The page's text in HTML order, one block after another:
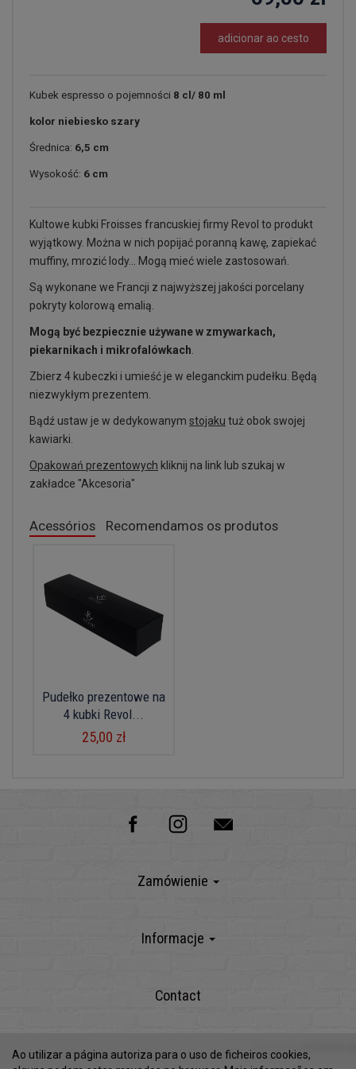
adicionar ao cesto
Kubek espresso o pojemności 8 cl/ 80 ml
kolor niebiesko szary
Średnica: 6,5 cm
Wysokość: 6 cm
Kultowe kubki Froisses francuskiej firmy Revol to produkt
wyjątkowy. Można w nich popijać poranną kawę, zapiekać
muffiny, mrozić lody... Mogą mieć wiele zastosowań.
Są wykonane we Francji z najwyższej jakości porcelany
pokryty kolorową emalią.
Mogą być bezpiecznie używane w zmywarkach,
piekarnikach i mikrofalówkach
Zbierz 4 kubeczki i umieść je w eleganckim pudełku. Będą
niezwykłym prezentem.
Bądź ustaw je w dedykowanym stojaku tuż obok swojej
kawiarki.
Opakowań prezentowych kliknij na link lub szukaj w
zakładce "Akcesoria"
Acessórios Recomendamos os produtos
Pudełko prezentowe na
4 kubki Revol...
25,00 zł
Zamówienie
Informacje
Contact
Powered by
Ao utilizar a página autoriza para o uso de ficheiros cookies,